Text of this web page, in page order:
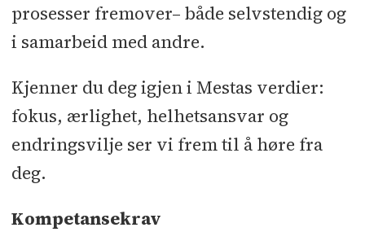
prosesser fremover– både selvstendig og
i samarbeid med andre.
Kjenner du deg igjen i Mestas verdier:
fokus, ærlighet, helhetsansvar og
endringsvilje ser vi frem til å høre fra
deg.
Kompetansekrav